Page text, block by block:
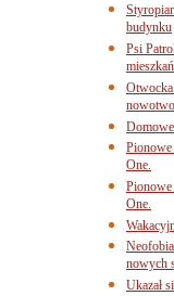
budynku
Psi
Otwocka
One.
One.
nowych
Ukazał